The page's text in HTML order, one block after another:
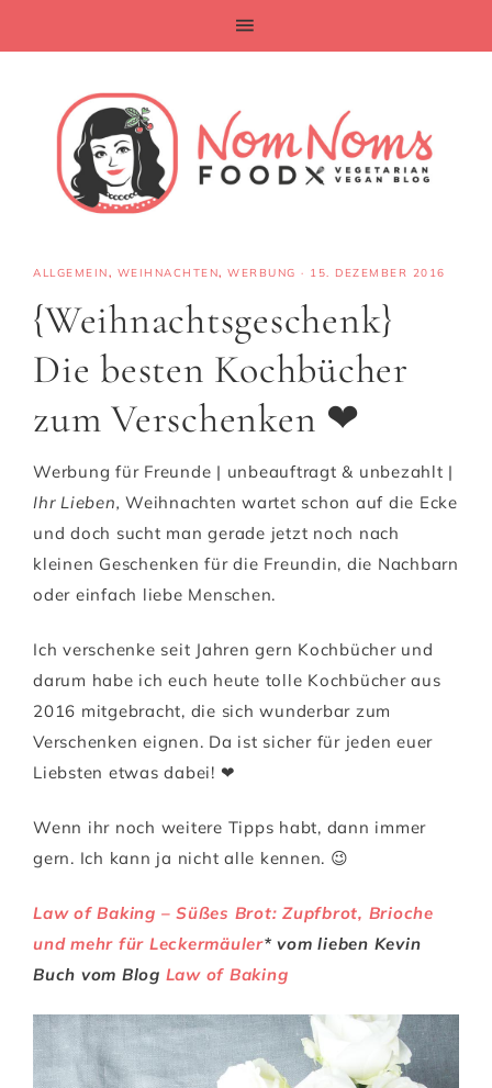
ALLGEMEIN, WEIHNACHTEN, WERBUNG · 15. DEZEMBER 2016
{Weihnachtsgeschenk}
Die besten Kochbücher
zum Verschenken ❤
Werbung für Freunde | unbeauftragt & unbezahlt |
Ihr Lieben, Weihnachten wartet schon auf die Ecke
und doch sucht man gerade jetzt noch nach
kleinen Geschenken für die Freundin, die Nachbarn
oder einfach liebe Menschen.
Ich verschenke seit Jahren gern Kochbücher und
darum habe ich euch heute tolle Kochbücher aus
2016 mitgebracht, die sich wunderbar zum
Verschenken eignen. Da ist sicher für jeden euer
Liebsten etwas dabei! ❤
Wenn ihr noch weitere Tipps habt, dann immer
gern. Ich kann ja nicht alle kennen. 😉
Law of Baking – Süßes Brot: Zupfbrot, Brioche
und mehr für Leckermäuler* vom lieben Kevin
Buch vom Blog Law of Baking